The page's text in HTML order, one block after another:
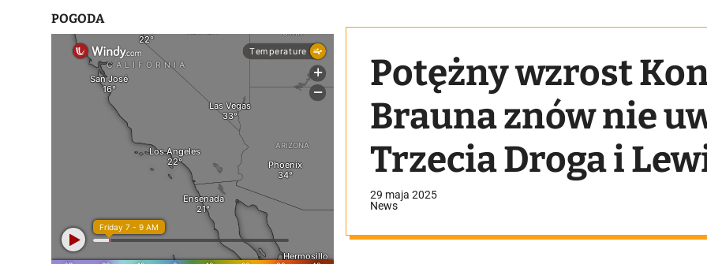
Potężny wzrost
Brauna znów nie
Trzecia Droga i
Najnowszy sondaż
29 maja 2025
News
POGODA